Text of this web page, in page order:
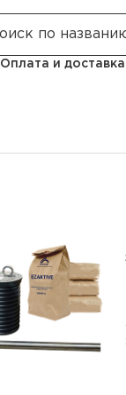
Оплата и доставка